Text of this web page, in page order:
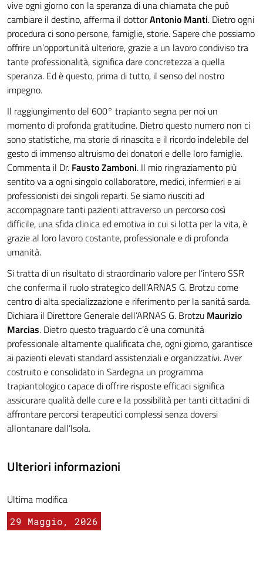
vive ogni giorno con la speranza di una chiamata che può
cambiare il destino, afferma il dottorAntonio Manti. Dietro ogni
procedura ci sono persone, famiglie, storie. Sapere che possiamo
offrire un’opportunità ulteriore, grazie a un lavoro condiviso tra
tante professionalità, significa dare concretezza a quella
speranza. Ed è questo, prima di tutto, il senso del nostro
impegno.
Il raggiungimento del 600° trapianto segna per noi un
momento di profonda gratitudine. Dietro questo numero non ci
sono statistiche, ma storie di rinascita e il ricordo indelebile del
gesto di immenso altruismo dei donatori e delle loro famiglie.
Commenta il Dr. Fausto Zamboni. Il mio ringraziamento più
sentito va a ogni singolo collaboratore, medici, infermieri e ai
professionisti dei singoli reparti. Se siamo riusciti ad
accompagnare tanti pazienti attraverso un percorso così
difficile, una sfida clinica ed emotiva in cui si lotta per la vita, è
grazie al loro lavoro costante, professionale e di profonda
umanità.
Si tratta di un risultato di straordinario valore per l’intero SSR
che conferma il ruolo strategico dell’ARNAS G. Brotzu come
centro di alta specializzazione e riferimento per la sanità sarda.
Dichiara il Direttore Generale dell’ARNAS G. Brotzu Maurizio
Marcias. Dietro questo traguardo c’è una comunità
professionale altamente qualificata che, ogni giorno, garantisce
ai pazienti elevati standard assistenziali e organizzativi. Aver
costruito e consolidato in Sardegna un programma
trapiantologico capace di offrire risposte efficaci significa
assicurare qualità delle cure e la possibilità per tanti cittadini di
affrontare percorsi terapeutici complessi senza doversi
allontanare dall’Isola.
Ulteriori informazioni
Ultima modifica
29 Maggio, 2026